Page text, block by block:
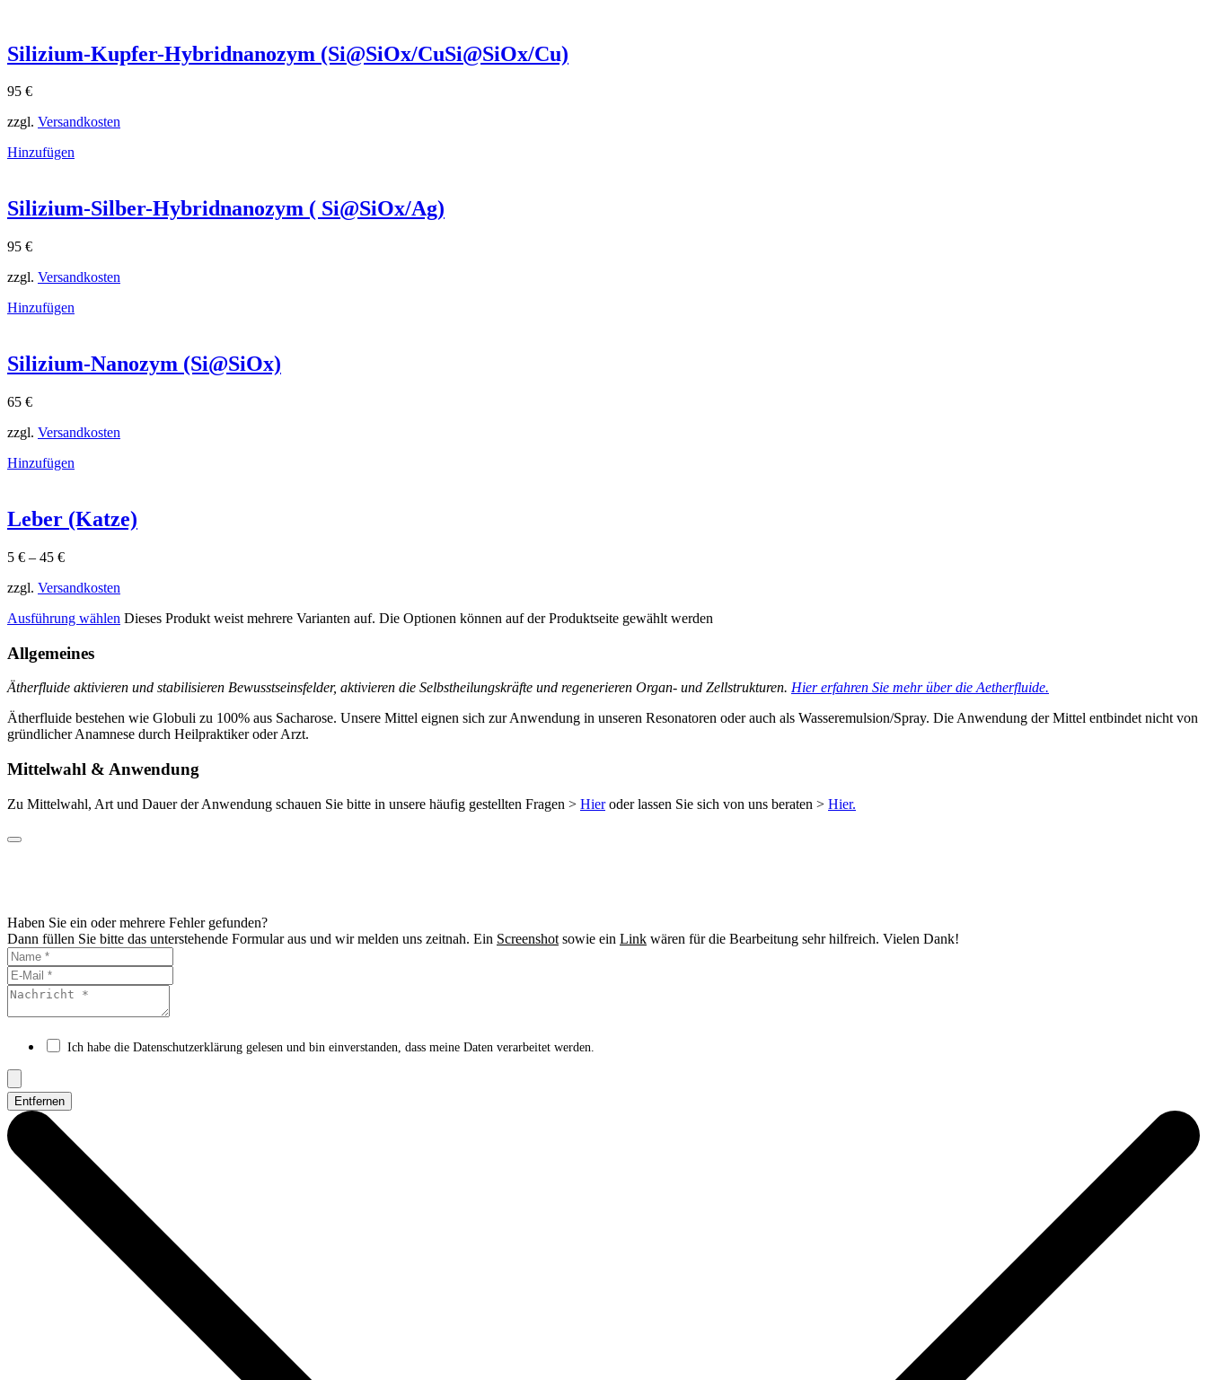
Silizium-Kupfer-Hybridnanozym (Si@SiOx/CuSi@SiOx​/Cu)
95 €
zzgl. Versandkosten
Hinzufügen
Silizium-Silber-Hybridnanozym ( Si@SiOx/Ag)
95 €
zzgl. Versandkosten
Hinzufügen
Silizium-Nanozym (Si@SiOx)
65 €
zzgl. Versandkosten
Hinzufügen
Leber (Katze)
5 € – 45 €
zzgl. Versandkosten
Ausführung wählen Dieses Produkt weist mehrere Varianten auf. Die Optionen können auf der Produktseite gewählt werden
Allgemeines
Ätherfluide aktivieren und stabilisieren Bewusstseinsfelder, aktivieren die Selbstheilungskräfte und regenerieren Organ- und Zellstrukturen. Hier erfahren Sie mehr über die Aetherfluide.
Ätherfluide bestehen wie Globuli zu 100% aus Sacharose. Unsere Mittel eignen sich zur Anwendung in unseren Resonatoren oder auch als Wasseremulsion/Spray. Die Anwendung der Mittel entbindet nicht von
gründlicher Anamnese durch Heilpraktiker oder Arzt.
Mittelwahl & Anwendung
Zu Mittelwahl, Art und Dauer der Anwendung schauen Sie bitte in unsere häufig gestellten Fragen > Hieroder lassen Sie sich von uns beraten > Hier.
Haben Sie ein oder mehrere Fehler gefunden?
Dann füllen Sie bitte das unterstehende Formular aus und wir melden uns zeitnah. Ein Screenshot sowie ein Link wären für die Bearbeitung sehr hilfreich. Vielen Dank!
Ich habe die Datenschutzerklärung gelesen und bin einverstanden, dass meine Daten verarbeitet werden.
Entfernen